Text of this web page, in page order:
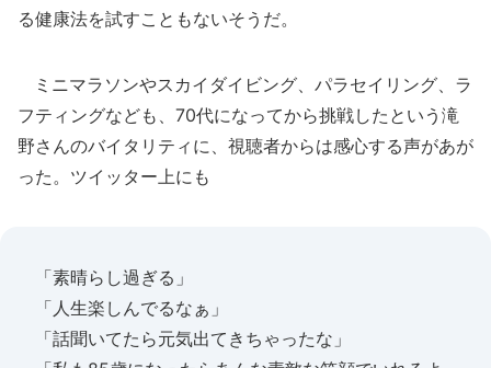
る健康法を試すこともないそうだ。
ミニマラソンやスカイダイビング、パラセイリング、ラ
フティングなども、70代になってから挑戦したという滝
野さんのバイタリティに、視聴者からは感心する声があが
った。ツイッター上にも
「素晴らし過ぎる」
「人生楽しんでるなぁ」
「話聞いてたら元気出てきちゃったな」